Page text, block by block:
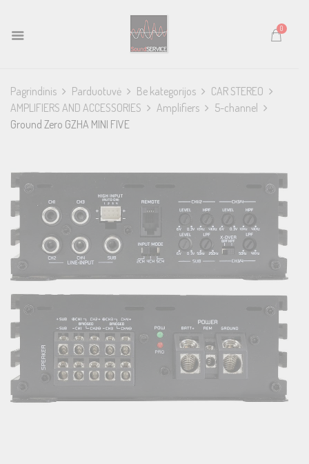
0
Pagrindinis Parduotuvė Be kategorijos
CAR STEREO
AMPLIFIERS AND ACCESSORIES
Amplifiers
5-channel
Ground Zero GZHA MINI FIVE